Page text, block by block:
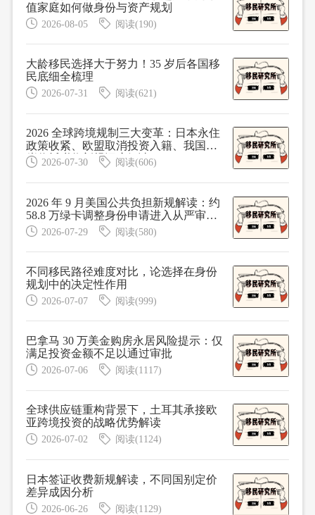
值家庭如何做身份与资产规划
2026-08-05 阅读(190)
大龄移民选择大于努力！35 岁后各国移
民底细全梳理
2026-07-31 阅读(621)
2026 全球跨境规制三大变革：日本永住
政策收紧、欧盟取消投资入籍、我国离
岸信托税收新规深度解读
2026-07-30 阅读(606)
2026 年 9 月美国公共负担新规解读：约
58.8 万绿卡调整身份申请进入从严审查
周期2026-07-29 阅读(580)
不同移民路径难度对比，论选择在身份
规划中的决定性作用
2026-07-07 阅读(999)
巴拿马 30 万美金购房永居风险提示：仅
满足投资金额不足以通过审批
2026-07-06 阅读(1117)
全球供应链重构背景下，土耳其承接欧
亚跨境投资的战略优势解读
2026-07-02 阅读(1124)
日本签证收费新规解读，不同国别定价
差异成因分析
2026-06-26 阅读(1129)